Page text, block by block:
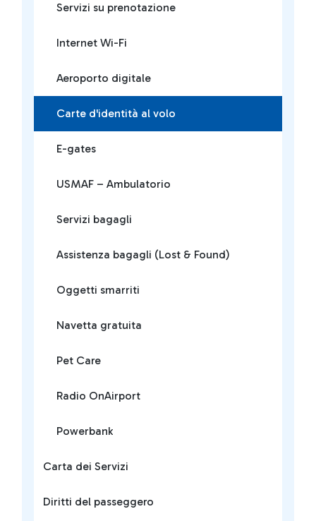
Servizi su prenotazione
Internet Wi-Fi
Aeroporto digitale
Carte d'identità al volo
E-gates
USMAF – Ambulatorio
Servizi bagagli
Assistenza bagagli (Lost & Found)
Oggetti smarriti
Navetta gratuita
Pet Care
Radio OnAirport
Powerbank
Carta dei Servizi
Diritti del passeggero